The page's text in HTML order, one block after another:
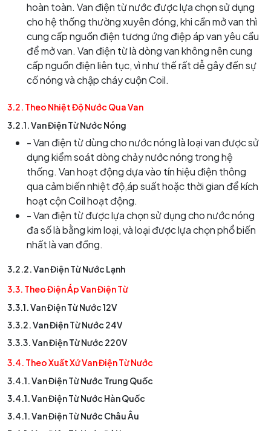
hoàn toàn. Van điện từ nước được lựa chọn sử dụng
cho hệ thống thường xuyên đóng, khi cần mở van thì
cung cấp nguồn điện tương ứng điệp áp van yêu cầu
để mở van. Van điện từ là dòng van không nên cung
cấp nguồn điện liên tục, vì như thế rất dễ gây đến sự
cố nóng và chập cháy cuộn Coil.
3.2. Theo Nhiệt Độ Nước Qua Van
3.2.1. Van Điện Từ Nước Nóng
- Van điện từ dùng cho nước nóng là loại van được sử
dụng kiểm soát dòng chảy nước nóng trong hệ
thống. Van hoạt động dựa vào tín hiệu điện thông
qua cảm biến nhiệt độ,áp suất hoặc thời gian để kích
hoạt cộn Coil hoạt động.
- Van điện từ được lựa chọn sử dụng cho nước nóng
đa số là bằng kim loại, và loại được lựa chọn phổ biến
nhất là van đồng.
3.2.2. Van Điện Từ Nước Lạnh
3.3. Theo Điện Áp Van Điện Từ
3.3.1. Van Điện Từ Nước 12V
3.3.2. Van Điện Từ Nước 24V
3.3.3. Van Điện Từ Nước 220V
3.4. Theo Xuất Xứ Van Điện Từ Nước
3.4.1. Van Điện Từ Nước Trung Quốc
3.4.1. Van Điện Từ Nước Hàn Quốc
3.4.1. Van Điện Từ Nước Châu Âu